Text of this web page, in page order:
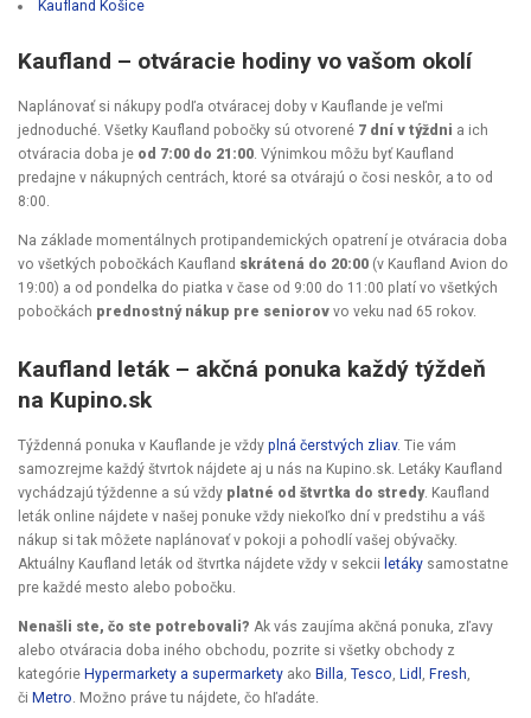
Kaufland Košice
Kaufland – otváracie hodiny vo vašom okolí
Naplánovať si nákupy podľa otváracej doby v Kauflande je veľmi
jednoduché. Všetky Kaufland pobočky sú otvorené 7 dní v týždni a ich
otváracia doba je od 7:00 do 21:00. Výnimkou môžu byť Kaufland
predajne v nákupných centrách, ktoré sa otvárajú o čosi neskôr, a to od
8:00.
Na základe momentálnych protipandemických opatrení je otváracia doba
vo všetkých pobočkách Kaufland skrátená do 20:00 (v Kaufland Avion do
19:00) a od pondelka do piatka v čase od 9:00 do 11:00 platí vo všetkých
pobočkách prednostný nákup pre seniorov vo veku nad 65 rokov.
Kaufland leták – akčná ponuka každý týždeň
na Kupino.sk
Týždenná ponuka v Kauflande je vždy plná čerstvých zliav. Tie vám
samozrejme každý štvrtok nájdete aj u nás na Kupino.sk. Letáky Kaufland
vychádzajú týždenne a sú vždy platné od štvrtka do stredy. Kaufland
leták online nájdete v našej ponuke vždy niekoľko dní v predstihu a váš
nákup si tak môžete naplánovať v pokoji a pohodlí vašej obývačky.
Aktuálny Kaufland leták od štvrtka nájdete vždy v sekcii letáky samostatne
pre každé mesto alebo pobočku.
Nenašli ste, čo ste potrebovali? Ak vás zaujíma akčná ponuka, zľavy
alebo otváracia doba iného obchodu, pozrite si všetky obchody z
kategórie Hypermarkety a supermarkety ako Billa Tesco Lidl Fresh
či Metro . Možno práve tu nájdete, čo hľadáte.